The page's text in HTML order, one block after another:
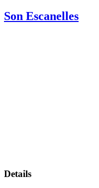
Son Escanelles
Details